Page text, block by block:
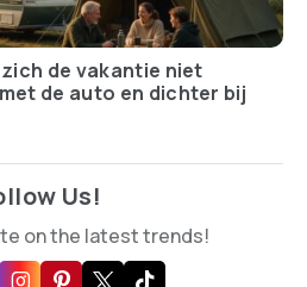
de vakantie niet
de auto en dichter bij
Us!
on the latest trends!